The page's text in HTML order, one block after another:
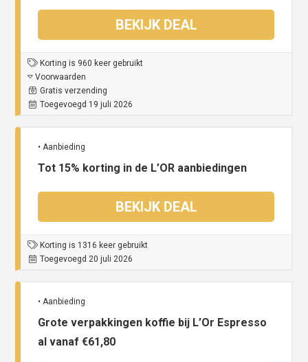
BEKIJK DEAL
Korting is 960 keer gebruikt
Voorwaarden
Gratis verzending
Toegevoegd 19 juli 2026
• Aanbieding
Tot 15% korting in de L’OR aanbiedingen
BEKIJK DEAL
Korting is 1316 keer gebruikt
Toegevoegd 20 juli 2026
• Aanbieding
Grote verpakkingen koffie bij L’Or Espresso
al vanaf €61,80